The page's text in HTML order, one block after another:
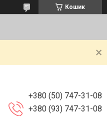
Кошик
+380 (50) 747-31-08
+380 (93) 747-31-08